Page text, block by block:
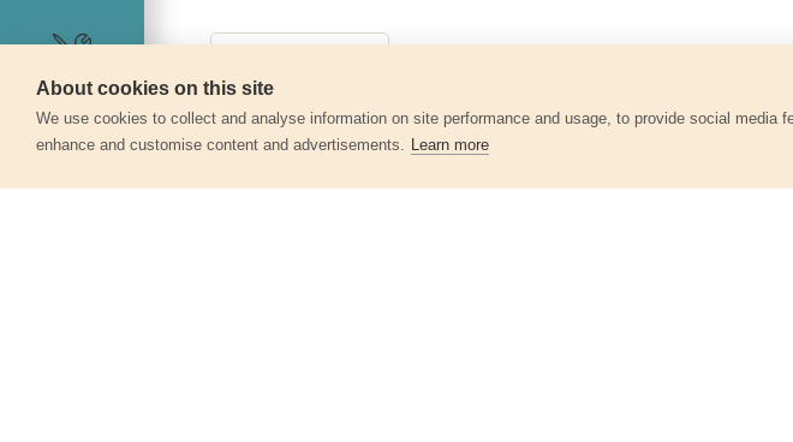
Szerviz
About cookies on this site
We use cookies to collect and analyse information on site performance and usage, to provide social media
enhance and customise content and advertisements. Learn more